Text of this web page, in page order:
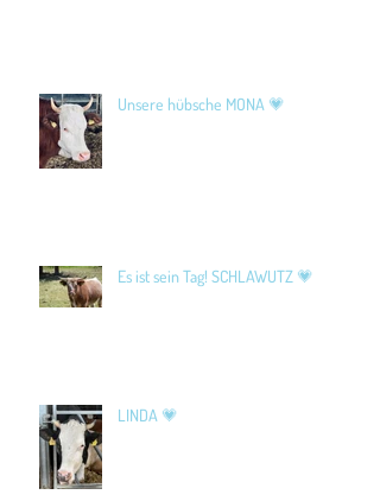
Unsere hübsche MONA 💗
Es ist sein Tag! SCHLAWUTZ 💗
LINDA 💗